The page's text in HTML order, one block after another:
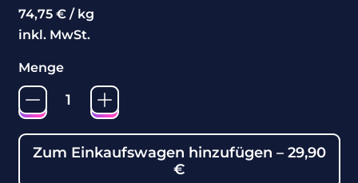
Preis pro Einheit
74,75 € / pro
kg
inkl. MwSt.
Menge
Zum Einkaufswagen hinzufügen – 29,90
€